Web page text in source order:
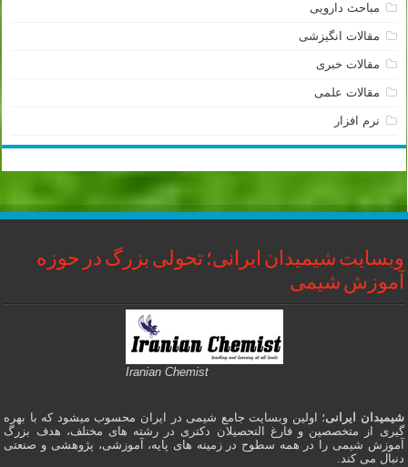
مباحث دارویی
مقالات انگیزشی
مقالات خبری
مقالات علمی
نرم افزار
وبسایت شیمیدان ایرانی؛ تحولی بزرگ در حوزه
آموزش شیمی
Iranian Chemist
شیمیدان ایرانی؛ اولین وبسایت جامع شیمی در ایران محسوب میشود که با بهره
گیری از متخصصین و فارغ التحصیلان دکتری در رشته های مختلف، هدف بزرگ
آموزش شیمی را در همه سطوح در زمینه های پایه، آموزشی، پژوهشی و صنعتی
دنبال می کند.